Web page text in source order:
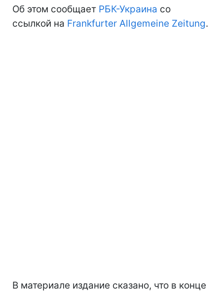
Об этом сообщает РБК-Украина со
ссылкой на Frankfurter Allgemeine Zeitung.
В материале издание сказано, что в конце